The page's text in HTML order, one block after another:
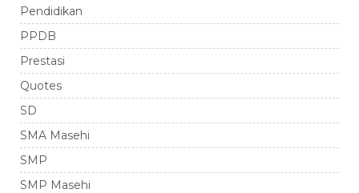
Pendidikan
PPDB
Prestasi
Quotes
SD
SMA Masehi
SMP
SMP Masehi